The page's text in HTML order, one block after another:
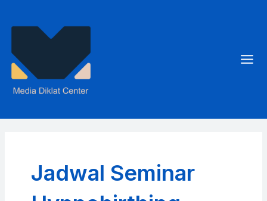
Jadwal Seminar